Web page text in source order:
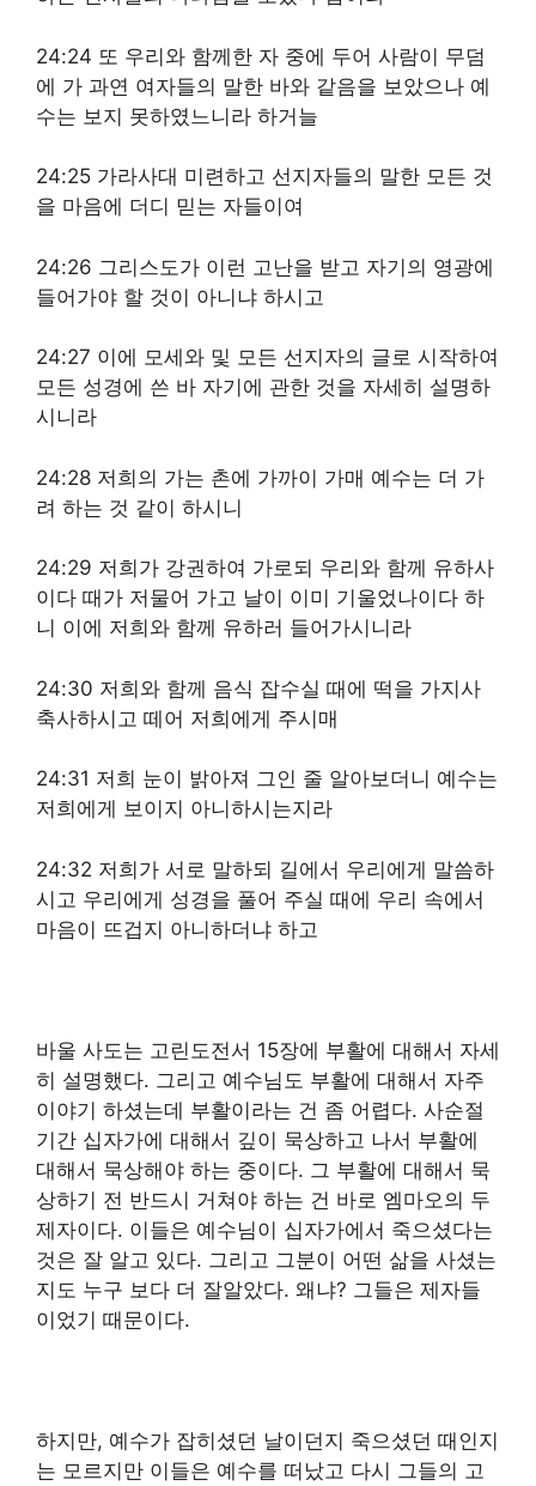
24:24 또 우리와 함께한 자 중에 두어 사람이 무덤
에 가 과연 여자들의 말한 바와 같음을 보았으나 예
수는 보지 못하였느니라 하거늘
24:25 가라사대 미련하고 선지자들의 말한 모든 것
을 마음에 더디 믿는 자들이여
24:26 그리스도가 이런 고난을 받고 자기의 영광에
들어가야 할 것이 아니냐 하시고
24:27 이에 모세와 및 모든 선지자의 글로 시작하여
모든 성경에 쓴 바 자기에 관한 것을 자세히 설명하
시니라
24:28 저희의 가는 촌에 가까이 가매 예수는 더 가
려 하는 것 같이 하시니
24:29 저희가 강권하여 가로되 우리와 함께 유하사
이다 때가 저물어 가고 날이 이미 기울었나이다 하
니 이에 저희와 함께 유하러 들어가시니라
24:30 저희와 함께 음식 잡수실 때에 떡을 가지사
축사하시고 떼어 저희에게 주시매
24:31 저희 눈이 밝아져 그인 줄 알아보더니 예수는
저희에게 보이지 아니하시는지라
24:32 저희가 서로 말하되 길에서 우리에게 말씀하
시고 우리에게 성경을 풀어 주실 때에 우리 속에서
마음이 뜨겁지 아니하더냐 하고
바울 사도는 고린도전서 15장에 부활에 대해서 자세
히 설명했다. 그리고 예수님도 부활에 대해서 자주
이야기 하셨는데 부활이라는 건 좀 어렵다. 사순절
기간 십자가에 대해서 깊이 묵상하고 나서 부활에
대해서 묵상해야 하는 중이다. 그 부활에 대해서 묵
상하기 전 반드시 거쳐야 하는 건 바로 엠마오의 두
제자이다. 이들은 예수님이 십자가에서 죽으셨다는
것은 잘 알고 있다. 그리고 그분이 어떤 삶을 사셨는
지도 누구 보다 더 잘알았다. 왜냐? 그들은 제자들
이었기 때문이다.
하지만, 예수가 잡히셨던 날이던지 죽으셨던 때인지
는 모르지만 이들은 예수를 떠났고 다시 그들의 고